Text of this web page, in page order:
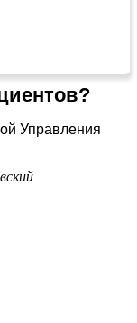
Управления